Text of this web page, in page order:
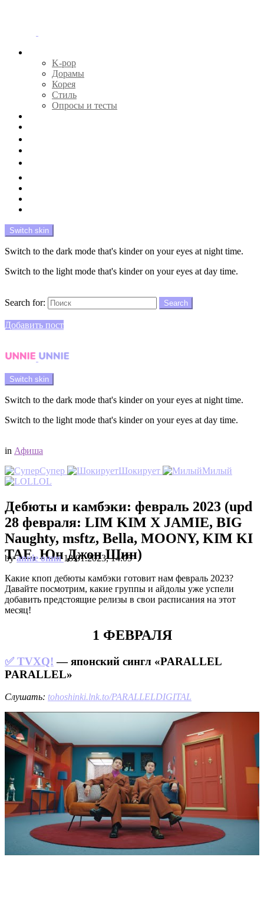
K-pop
Дорамы
Корея
Стиль
Опросы и тесты
Switch skin
Switch to the dark mode that's kinder on your eyes at night time.
Switch to the light mode that's kinder on your eyes at day time.
Search for:
Search
Добавить пост
Switch skin
Switch to the dark mode that's kinder on your eyes at night time.
Switch to the light mode that's kinder on your eyes at day time.
in Афиша
Супер
Шокирует
Милый
LOL
Дебюты и камбэки: февраль 2023 (upd
28 февраля: LIM KIM X JAMIE, BIG
Naughty, msftz, Bella, MOONY, KIM KI
TAE, Юн Джон Шин)
by annie онни 18.01.2023, 14:05
Какие кпоп дебюты камбэки готовит нам февраль 2023?
Давайте посмотрим, какие группы и айдолы уже успели
добавить предстоящие релизы в свои расписания на этот
месяц!
1 ФЕВРАЛЯ
✅ TVXQ! — японский сингл «PARALLEL
PARALLEL»
Слушать: tohoshinki.lnk.to/PARALLELDIGITAL